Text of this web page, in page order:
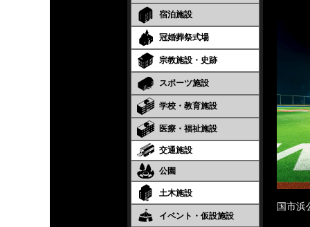
宿泊施設
冠婚葬祭式場
宗教施設・史跡
スポーツ施設
学校・教育施設
医療・福祉施設
交通施設
公園
土木施設
イベント・仮設施設
国市浜